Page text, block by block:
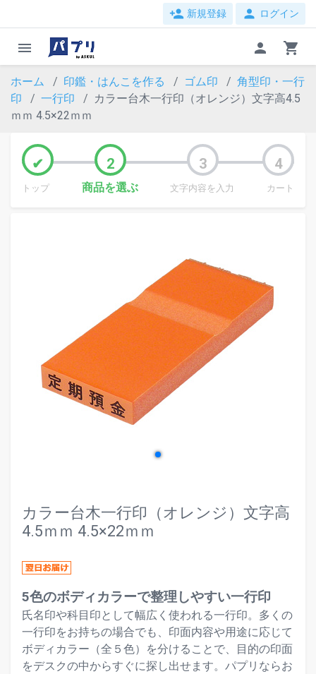
person_add 新規登録 person ログイン
menu person shopping_cart
ホーム 印鑑・はんこを作る ゴム印
角型印・一行
印
一行印
カラー台木一行印（オレンジ）文字高4.5
ｍｍ 4.5×22ｍｍ
トップ 商品を選ぶ 文字内容を入力 カート
カラー台木一行印（オレンジ）文字高
4.5ｍｍ 4.5×22ｍｍ
5色のボディカラーで整理しやすい一行印
氏名印や科目印として幅広く使われる一行印。多くの
一行印をお持ちの場合でも、印面内容や用途に応じて
ボディカラー（全５色）を分けることで、目的の印面
をデスクの中からすぐに探し出せます。パプリならお